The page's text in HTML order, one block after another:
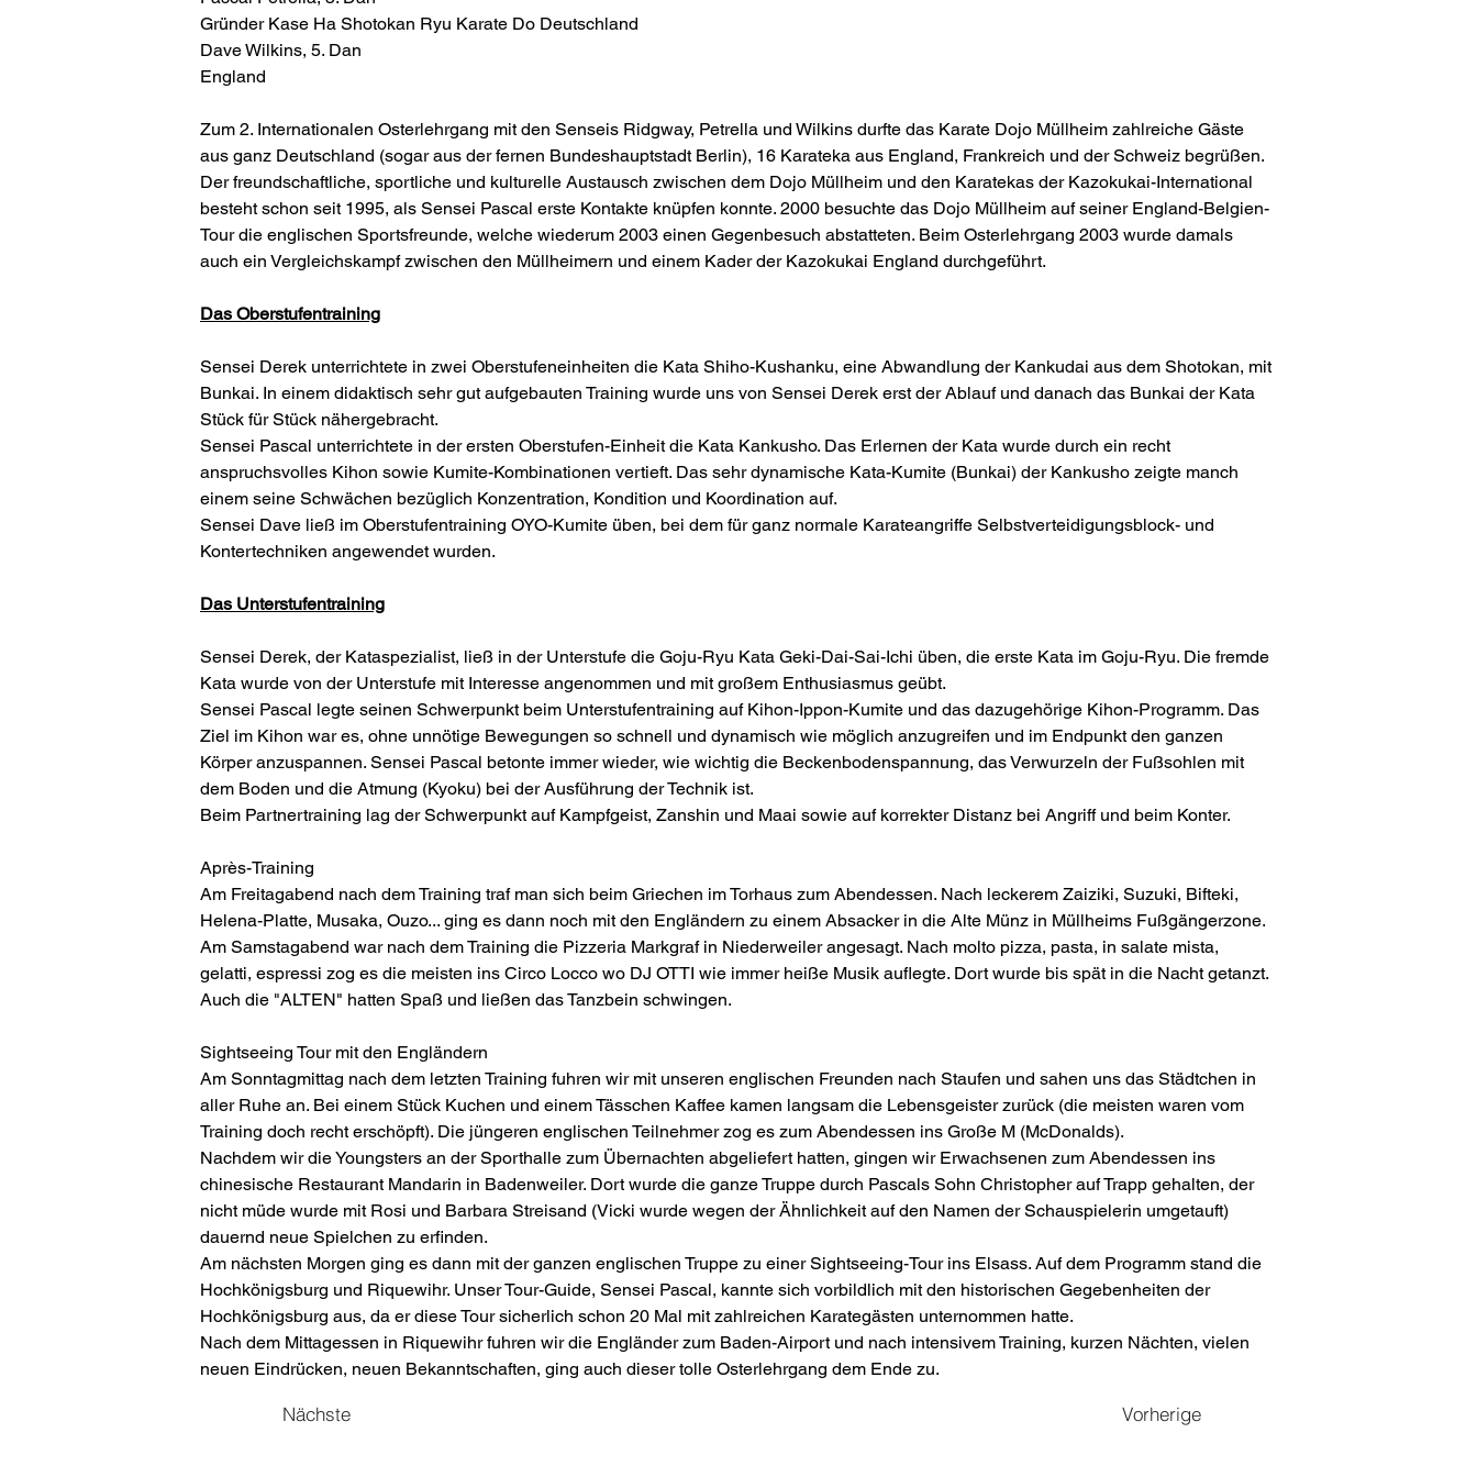
Gründer Kase Ha Shotokan Ryu Karate Do Deutschland
Dave Wilkins, 5. Dan
England
Zum 2. Internationalen Osterlehrgang mit den Senseis Ridgway, Petrella und Wilkins durfte das Karate Dojo Müllheim zahlreiche Gäste
aus ganz Deutschland (sogar aus der fernen Bundeshauptstadt Berlin), 16 Karateka aus England, Frankreich und der Schweiz begrüßen.
Der freundschaftliche, sportliche und kulturelle Austausch zwischen dem Dojo Müllheim und den Karatekas der Kazokukai-International
besteht schon seit 1995, als Sensei Pascal erste Kontakte knüpfen konnte. 2000 besuchte das Dojo Müllheim auf seiner England-Belgien-
Tour die englischen Sportsfreunde, welche wiederum 2003 einen Gegenbesuch abstatteten. Beim Osterlehrgang 2003 wurde damals
auch ein Vergleichskampf zwischen den Müllheimern und einem Kader der Kazokukai England durchgeführt.
Das Oberstufentraining
Sensei Derek unterrichtete in zwei Oberstufeneinheiten die Kata Shiho-Kushanku, eine Abwandlung der Kankudai aus dem Shotokan, mit
Bunkai. In einem didaktisch sehr gut aufgebauten Training wurde uns von Sensei Derek erst der Ablauf und danach das Bunkai der Kata
Stück für Stück nähergebracht.
Sensei Pascal unterrichtete in der ersten Oberstufen-Einheit die Kata Kankusho. Das Erlernen der Kata wurde durch ein recht
anspruchsvolles Kihon sowie Kumite-Kombinationen vertieft. Das sehr dynamische Kata-Kumite (Bunkai) der Kankusho zeigte manch
einem seine Schwächen bezüglich Konzentration, Kondition und Koordination auf.
Sensei Dave ließ im Oberstufentraining OYO-Kumite üben, bei dem für ganz normale Karateangriffe Selbstverteidigungsblock- und
Kontertechniken angewendet wurden.
Das Unterstufentraining
Sensei Derek, der Kataspezialist, ließ in der Unterstufe die Goju-Ryu Kata Geki-Dai-Sai-Ichi üben, die erste Kata im Goju-Ryu. Die fremde
Kata wurde von der Unterstufe mit Interesse angenommen und mit großem Enthusiasmus geübt.
Sensei Pascal legte seinen Schwerpunkt beim Unterstufentraining auf Kihon-Ippon-Kumite und das dazugehörige Kihon-Programm. Das
Ziel im Kihon war es, ohne unnötige Bewegungen so schnell und dynamisch wie möglich anzugreifen und im Endpunkt den ganzen
Körper anzuspannen. Sensei Pascal betonte immer wieder, wie wichtig die Beckenbodenspannung, das Verwurzeln der Fußsohlen mit
dem Boden und die Atmung (Kyoku) bei der Ausführung der Technik ist.
Beim Partnertraining lag der Schwerpunkt auf Kampfgeist, Zanshin und Maai sowie auf korrekter Distanz bei Angriff und beim Konter.
Après-Training
Am Freitagabend nach dem Training traf man sich beim Griechen im Torhaus zum Abendessen. Nach leckerem Zaiziki, Suzuki, Bifteki,
Helena-Platte, Musaka, Ouzo... ging es dann noch mit den Engländern zu einem Absacker in die Alte Münz in Müllheims Fußgängerzone.
Am Samstagabend war nach dem Training die Pizzeria Markgraf in Niederweiler angesagt. Nach molto pizza, pasta, in salate mista,
gelatti, espressi zog es die meisten ins Circo Locco wo DJ OTTI wie immer heiße Musik auflegte. Dort wurde bis spät in die Nacht getanzt.
Auch die "ALTEN" hatten Spaß und ließen das Tanzbein schwingen.
Sightseeing Tour mit den Engländern
Am Sonntagmittag nach dem letzten Training fuhren wir mit unseren englischen Freunden nach Staufen und sahen uns das Städtchen in
aller Ruhe an. Bei einem Stück Kuchen und einem Tässchen Kaffee kamen langsam die Lebensgeister zurück (die meisten waren vom
Training doch recht erschöpft). Die jüngeren englischen Teilnehmer zog es zum Abendessen ins Große M (McDonalds).
Nachdem wir die Youngsters an der Sporthalle zum Übernachten abgeliefert hatten, gingen wir Erwachsenen zum Abendessen ins
chinesische Restaurant Mandarin in Badenweiler. Dort wurde die ganze Truppe durch Pascals Sohn Christopher auf Trapp gehalten, der
nicht müde wurde mit Rosi und Barbara Streisand (Vicki wurde wegen der Ähnlichkeit auf den Namen der Schauspielerin umgetauft)
dauernd neue Spielchen zu erfinden.
Am nächsten Morgen ging es dann mit der ganzen englischen Truppe zu einer Sightseeing-Tour ins Elsass. Auf dem Programm stand die
Hochkönigsburg und Riquewihr. Unser Tour-Guide, Sensei Pascal, kannte sich vorbildlich mit den historischen Gegebenheiten der
Hochkönigsburg aus, da er diese Tour sicherlich schon 20 Mal mit zahlreichen Karategästen unternommen hatte.
Nach dem Mittagessen in Riquewihr fuhren wir die Engländer zum Baden-Airport und nach intensivem Training, kurzen Nächten, vielen
neuen Eindrücken, neuen Bekanntschaften, ging auch dieser tolle Osterlehrgang dem Ende zu.
Nächste Vorherige